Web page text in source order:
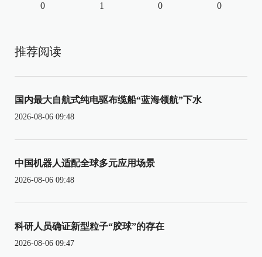
0 1 0 0
推荐阅读
国内最大自航式纯电驱布缆船“蓝海领航”下水
2026-08-06 09:48
中国机器人适配全球多元应用场景
2026-08-06 09:48
科研人员确证新型粒子“胶球”的存在
2026-08-06 09:47